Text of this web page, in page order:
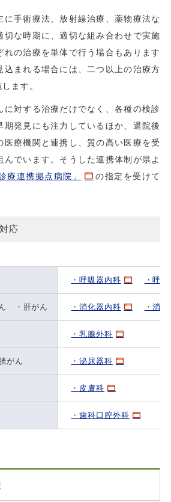
に手術療法、放射線治療、薬物療法な
切な時期に、適切な組み合わせで実施
れの治療を単体で行う場合もあります
込まれる場合には、二つ以上の治療方
ます。
対する治療だけでなく、各種の検診
期発見にも注力しているほか、退院後
医療機関と連携し、質の高い医療を受
んでいます。そうした連携体制が県よ
療連携拠点病院」
の指定を受けて
応
・呼吸器内科 ・呼
・肝がん ・消化器内科 ・消
・乳腺外科
がん ・泌尿器科
・皮膚科
・歯科口腔外科